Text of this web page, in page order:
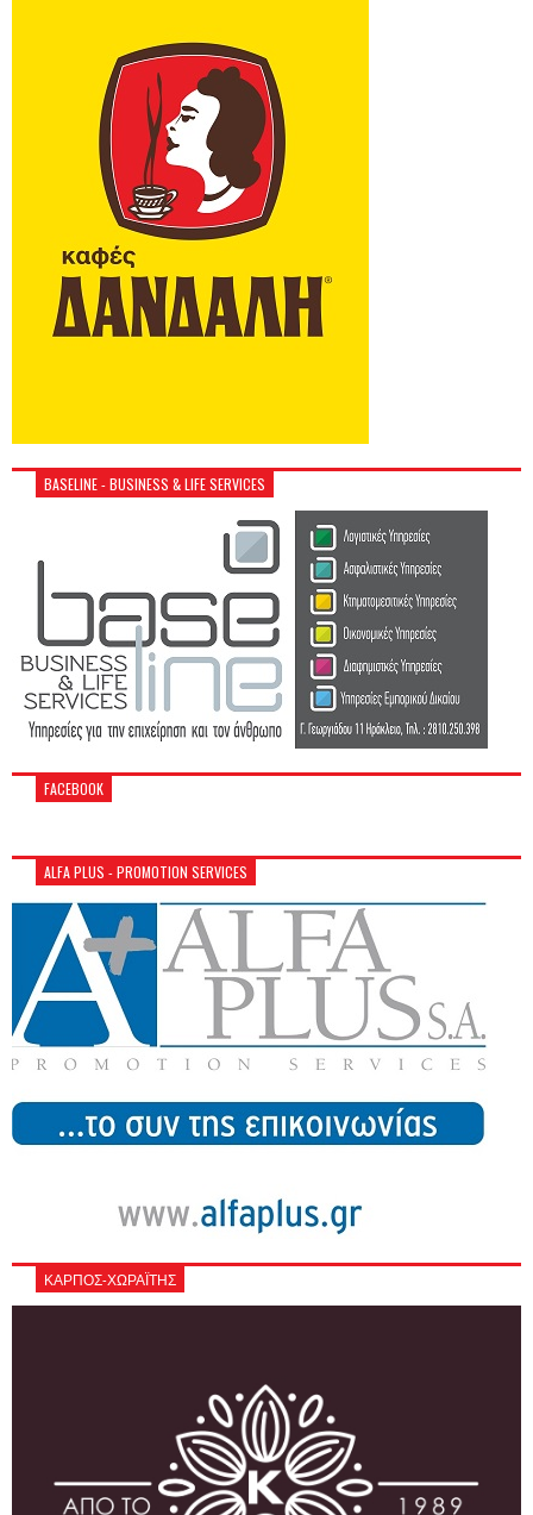
BASELINE - BUSINESS & LIFE SERVICES
FACEBOOK
ALFA PLUS - PROMOTION SERVICES
ΚΑΡΠΟΣ-ΧΩΡΑΪΤΗΣ